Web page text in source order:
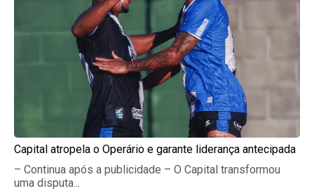
Capital atropela o Operário e garante liderança antecipada
– Continua após a publicidade – O Capital transformou
uma disputa...